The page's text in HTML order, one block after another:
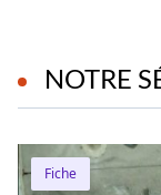
NOTRE
Fiche